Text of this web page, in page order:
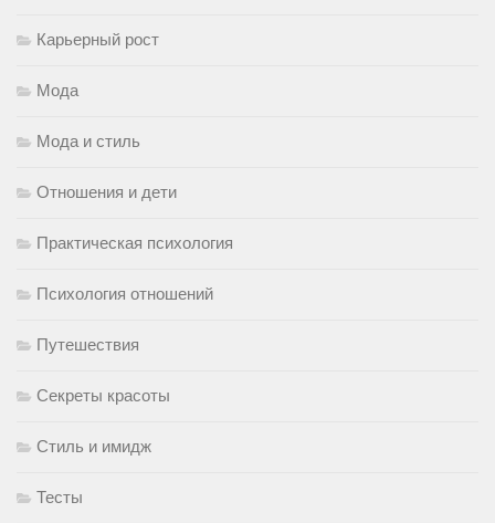
Карьерный рост
Мода
Мода и стиль
Отношения и дети
Практическая психология
Психология отношений
Путешествия
Секреты красоты
Стиль и имидж
Тесты